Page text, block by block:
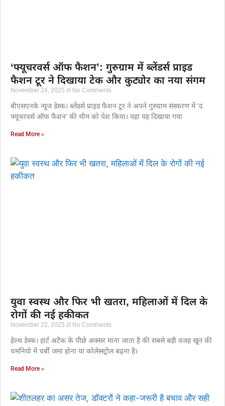
‘फ्यूचरवर्स ऑफ फैशन’: गुरुग्राम में ब्लेंडर्स प्राइड
फैशन टूर ने दिखाया टेक और कुट्योर का नया संगम
November 24, 2025 No Comments
बीएसएनके न्यूज डेस्क। ब्लेंडर्स प्राइड फैशन टूर ने अपने गुरुग्राम संस्करण में ‘द
फ्यूचरवर्स ऑफ फैशन’ की थीम को पेश किया। यहां यह दिखाया गया
Read More »
युवा स्वस्थ और फिर भी खतरा, महिलाओं में दिल के
रोगों की नई हकीकत
November 22, 2025 No Comments
हेल्थ डेस्क। हार्ट अटैक के पीछे अक्सर माना जाता है की सबसे बड़ी वजह खून की
धमनियो में चर्बी जमा होना या कोलेस्स्ट्रोल बढ़ना है।
Read More »